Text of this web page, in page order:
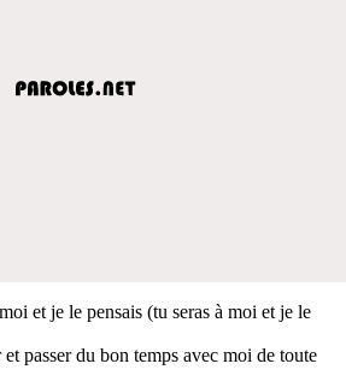
et je le pensais (tu seras à moi et je le
passer du bon temps avec moi de toute